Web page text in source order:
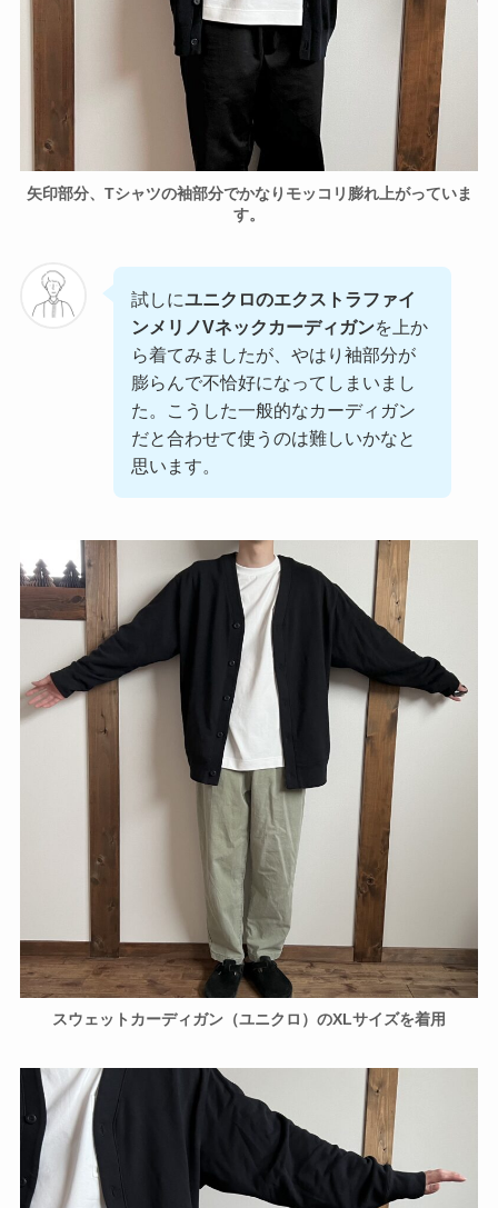
矢印部分、Tシャツの袖部分でかなりモッコリ膨れ上がっていま
す。
試しに ユニクロのエクストラファイ
ンメリノVネックカーディガンを上か
ら着てみましたが、やはり袖部分が
膨らんで不恰好になってしまいまし
た。こうした一般的なカーディガン
だと合わせて使うのは難しいかなと
思います。
スウェットカーディガン（ユニクロ）のXLサイズを着用